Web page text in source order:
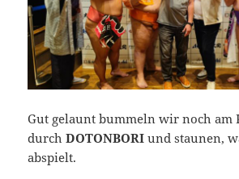
Gut gelaunt bummeln wir noch am
durchDOTONBORIund staunen,
abspielt.